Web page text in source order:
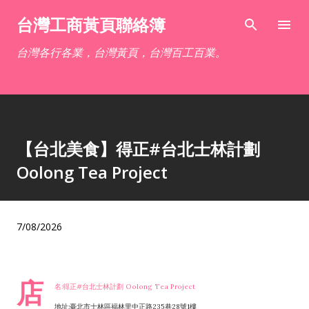
跳到主要內容
台灣工商黃頁聯絡簿
台灣各行各業，台灣黃頁，台灣百工百業。
【台北美食】得正#台北士林計劃
Oolong Tea Project
7/08/2026
店 名:得正#台北士林計劃 Oolong Tea Project
地址:臺北市士林區福林里中正路235巷28號1樓